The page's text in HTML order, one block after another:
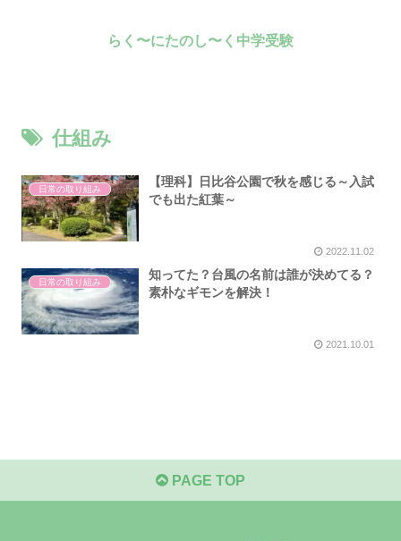
らく〜にたのし〜く中学受験
仕組み
日常の取り組み
【理科】日比谷公園で秋を感じる～入試
でも出た紅葉～
2022.11.02
日常の取り組み
知ってた？台風の名前は誰が決めてる？
素朴なギモンを解決！
2021.10.01
PAGE TOP